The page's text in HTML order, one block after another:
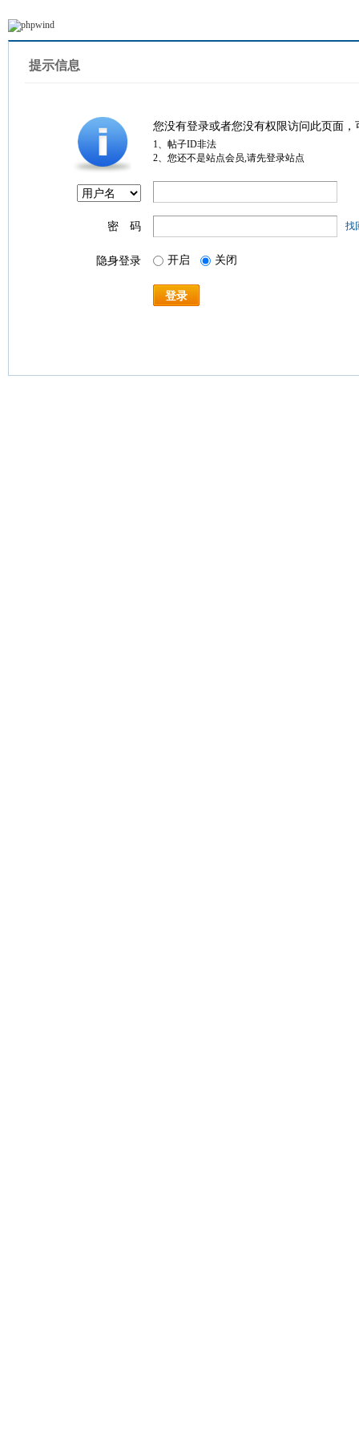
提示信息
您没有登录或者您没有权限访问此页面
1、帖子ID非法
2、您还不是站点会员,请先登录站点
密 码 找
隐身登录 开启 关闭
登录